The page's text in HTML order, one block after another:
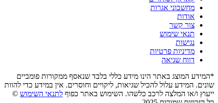
מחשבוני אגרות
אודות
צור קשר
תנאי שימוש
נגישות
מדיניות פרטיות
דווח שגיאה
*המידע המוצג באתר הינו מידע כללי בלבד שנאסף ממקורות פומביים
שונים. המידע עלול להכיל שגיאות, ליקויים וחוסרים. אין במידע כדי להוות
ייעוץ ו/או המלצה לרכב כלשהו. השימוש באתר כפוף לתנאי השימוש ©